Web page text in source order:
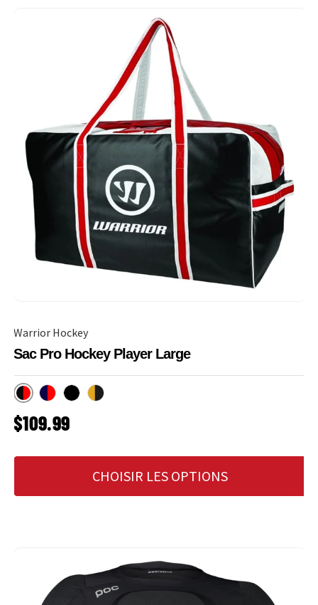
Warrior Hockey
Sac Pro Hockey Player Large
Noir/RougeMarine/Rouge
Noir Noir/Jaune
PRIX HABITUEL
$109.99
CHOISIR LES OPTIONS